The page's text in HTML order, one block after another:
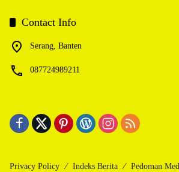
Contact Info
Serang, Banten
087724989211
Privacy Policy Indeks Berita Pedoman